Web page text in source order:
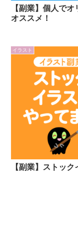
【副業】個人で
オススメ！
イラスト
【副業】ストック